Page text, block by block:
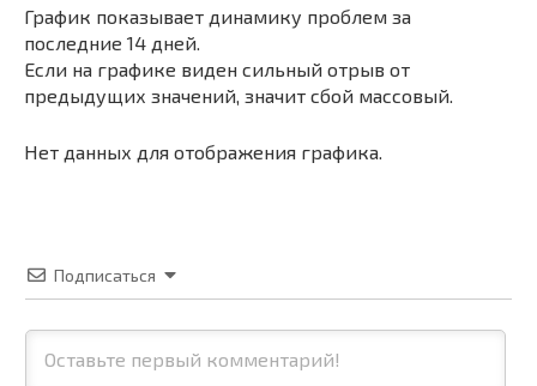
График показывает динамику проблем за
последние 14 дней.
Если на графике виден сильный отрыв от
предыдущих значений, значит сбой массовый.
Нет данных для отображения графика.
Подписаться